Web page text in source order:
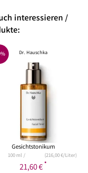
interessieren /
Dr. Hauschka
Gesichtstonikum
100 ml (216,00 €/Liter)
21,60 € *